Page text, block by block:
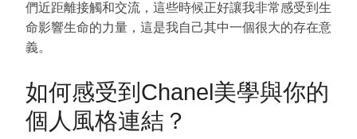
們近距離接觸和交流，這些時候正好讓我非常感受到生
命影響生命的力量，這是我自己其中一個很大的存在意
義。
如何感受到 Chanel美學與你的
個人風格連結？